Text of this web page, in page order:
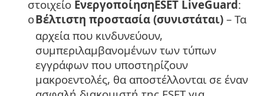
στοιχείο ΕνεργοποίησηESET LiveGuard:
oΒέλτιστη προστασία (συνιστάται) – Τα
αρχεία που κινδυνεύουν,
συμπεριλαμβανομένων των τύπων
εγγράφων που υποστηρίζουν
μακροεντολές, θα αποστέλλονται σε έναν